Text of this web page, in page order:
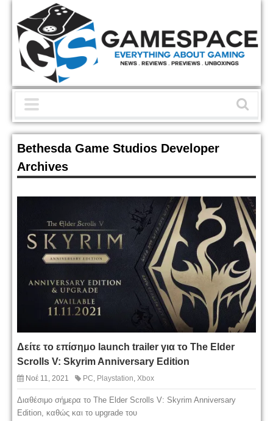
Bethesda Game Studios Developer
Archives
Δείτε το επίσημο launch trailer για το The Elder
Scrolls V: Skyrim Anniversary Edition
Νοέ 11, 2021 PC, Playstation, Xbox
Διαθέσιμο σήμερα το The Elder Scrolls V: Skyrim Anniversary
Edition, καθώς και το upgrade του